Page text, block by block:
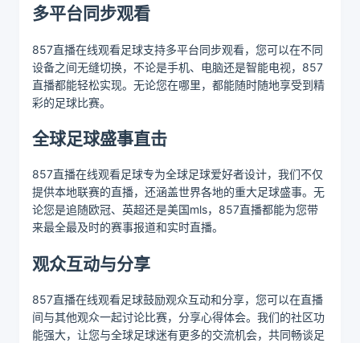
多平台同步观看
857直播在线观看足球支持多平台同步观看，您可以在不同
设备之间无缝切换，不论是手机、电脑还是智能电视，857
直播都能轻松实现。无论您在哪里，都能随时随地享受到精
彩的足球比赛。
全球足球盛事直击
857直播在线观看足球专为全球足球爱好者设计，我们不仅
提供本地联赛的直播，还涵盖世界各地的重大足球盛事。无
论您是追随欧冠、英超还是美国mls，857直播都能为您带
来最全最及时的赛事报道和实时直播。
观众互动与分享
857直播在线观看足球鼓励观众互动和分享，您可以在直播
间与其他观众一起讨论比赛，分享心得体会。我们的社区功
能强大，让您与全球足球迷有更多的交流机会，共同畅谈足